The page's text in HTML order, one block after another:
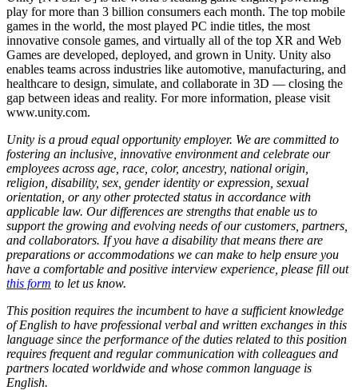
play for more than 3 billion consumers each month. The top mobile
games in the world, the most played PC indie titles, the most
innovative console games, and virtually all of the top XR and Web
Games are developed, deployed, and grown in Unity. Unity also
enables teams across industries like automotive, manufacturing, and
healthcare to design, simulate, and collaborate in 3D — closing the
gap between ideas and reality. For more information, please visit
www.unity.com.
Unity is a proud equal opportunity employer. We are committed to
fostering an inclusive, innovative environment and celebrate our
employees across age, race, color, ancestry, national origin,
religion, disability, sex, gender identity or expression, sexual
orientation, or any other protected status in accordance with
applicable law. Our differences are strengths that enable us to
support the growing and evolving needs of our customers, partners,
and collaborators. If you have a disability that means there are
preparations or accommodations we can make to help ensure you
have a comfortable and positive interview experience, please fill out
this form to let us know.
This position requires the incumbent to have a sufficient knowledge
of English to have professional verbal and written exchanges in this
language since the performance of the duties related to this position
requires frequent and regular communication with colleagues and
partners located worldwide and whose common language is
English.